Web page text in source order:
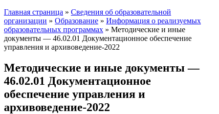
Главная страница » Сведения об образовательной
организации » Образование » Информация о реализуемых
образовательных программах » Методические и иные
документы — 46.02.01 Документационное обеспечение
управления и архивоведение-2022
Методические и иные документы —
46.02.01 Документационное
обеспечение управления и
архивоведение-2022